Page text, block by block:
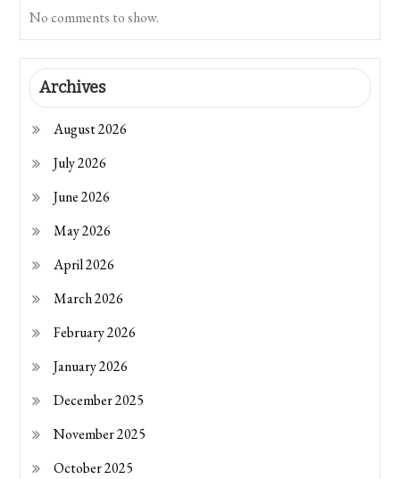
No comments to show.
Archives
August 2026
July 2026
June 2026
May 2026
April 2026
March 2026
February 2026
January 2026
December 2025
November 2025
October 2025